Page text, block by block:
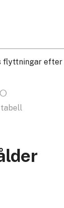
flyttningar efter
tabell